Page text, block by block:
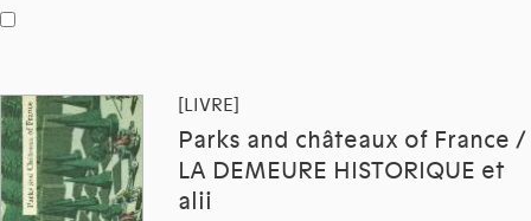
[LIVRE]
Parks and châteaux of France /
LA DEMEURE HISTORIQUE et
alii